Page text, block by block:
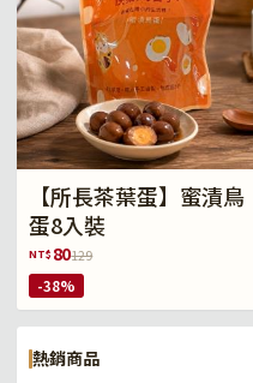
【所長茶葉蛋】蜜漬鳥
蛋8入裝
NT$ 80129
-38%
熱銷商品